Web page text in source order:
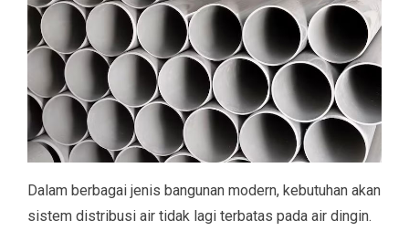
Dalam berbagai jenis bangunan modern, kebutuhan akan
sistem distribusi air tidak lagi terbatas pada air dingin.